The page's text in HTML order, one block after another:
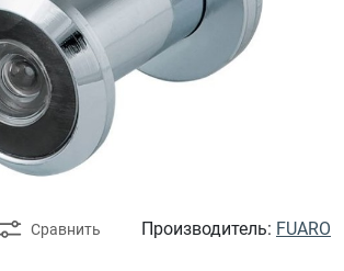
Сравнить Производитель: FUARO